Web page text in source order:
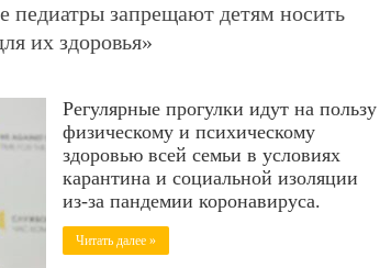
запрещают детям носить
их здоровья»
Регулярные прогулки идут на пользу
физическому и психическому
здоровью всей семьи в условиях
карантина и социальной изоляции
из-за пандемии коронавируса.
Читать далее »